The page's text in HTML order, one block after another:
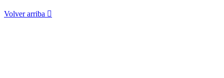
Volver arriba 